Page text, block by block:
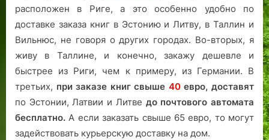
расположен в Риге, а это особенно удобно по
доставке заказа книг в Эстонию и Литву, в Таллин и
Вильнюс, не говоря о других городах. Во-вторых, я
живу в Таллине, и конечно, закажу дешевле и
быстрее из Риги, чем к примеру, из Германии. В
третьих, при заказе книг свыше 40евро, доставят
по Эстонии, Латвии и Литве до почтового автомата
бесплатно. А если заказать свыше 65 евро, то могут
задействовать курьерскую доставку на дом.